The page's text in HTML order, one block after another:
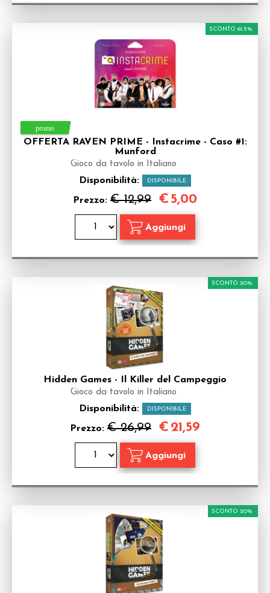
OFFERTA RAVEN PRIME - Instacrime - Caso #1:
Munford
Gioco da tavolo in Italiano
Disponibilità: DISPONIBILE
Prezzo: € 12,99
SCONTO 61.5%
€ 5,00
Hidden Games - Il Killer del Campeggio
Gioco da tavolo in Italiano
Disponibilità: DISPONIBILE
Prezzo: € 26,99
SCONTO 20%
€ 21,59
SCONTO 20%